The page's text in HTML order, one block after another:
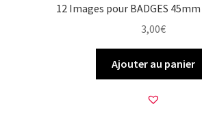
12 Images pour BADGES 45mm
3,00€
Ajouter au panier